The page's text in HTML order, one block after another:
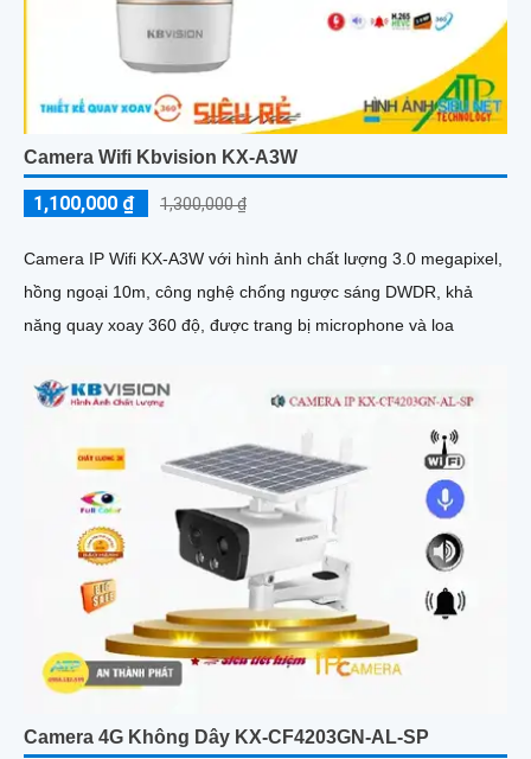
Camera Wifi Kbvision KX-A3W
1,100,000 ₫ 1,300,000 ₫
Camera IP Wifi KX-A3W với hình ảnh chất lượng 3.0 megapixel,
hồng ngoại 10m, công nghệ chống ngược sáng DWDR, khả
năng quay xoay 360 độ, được trang bị microphone và loa
Camera 4G Không Dây KX-CF4203GN-AL-SP